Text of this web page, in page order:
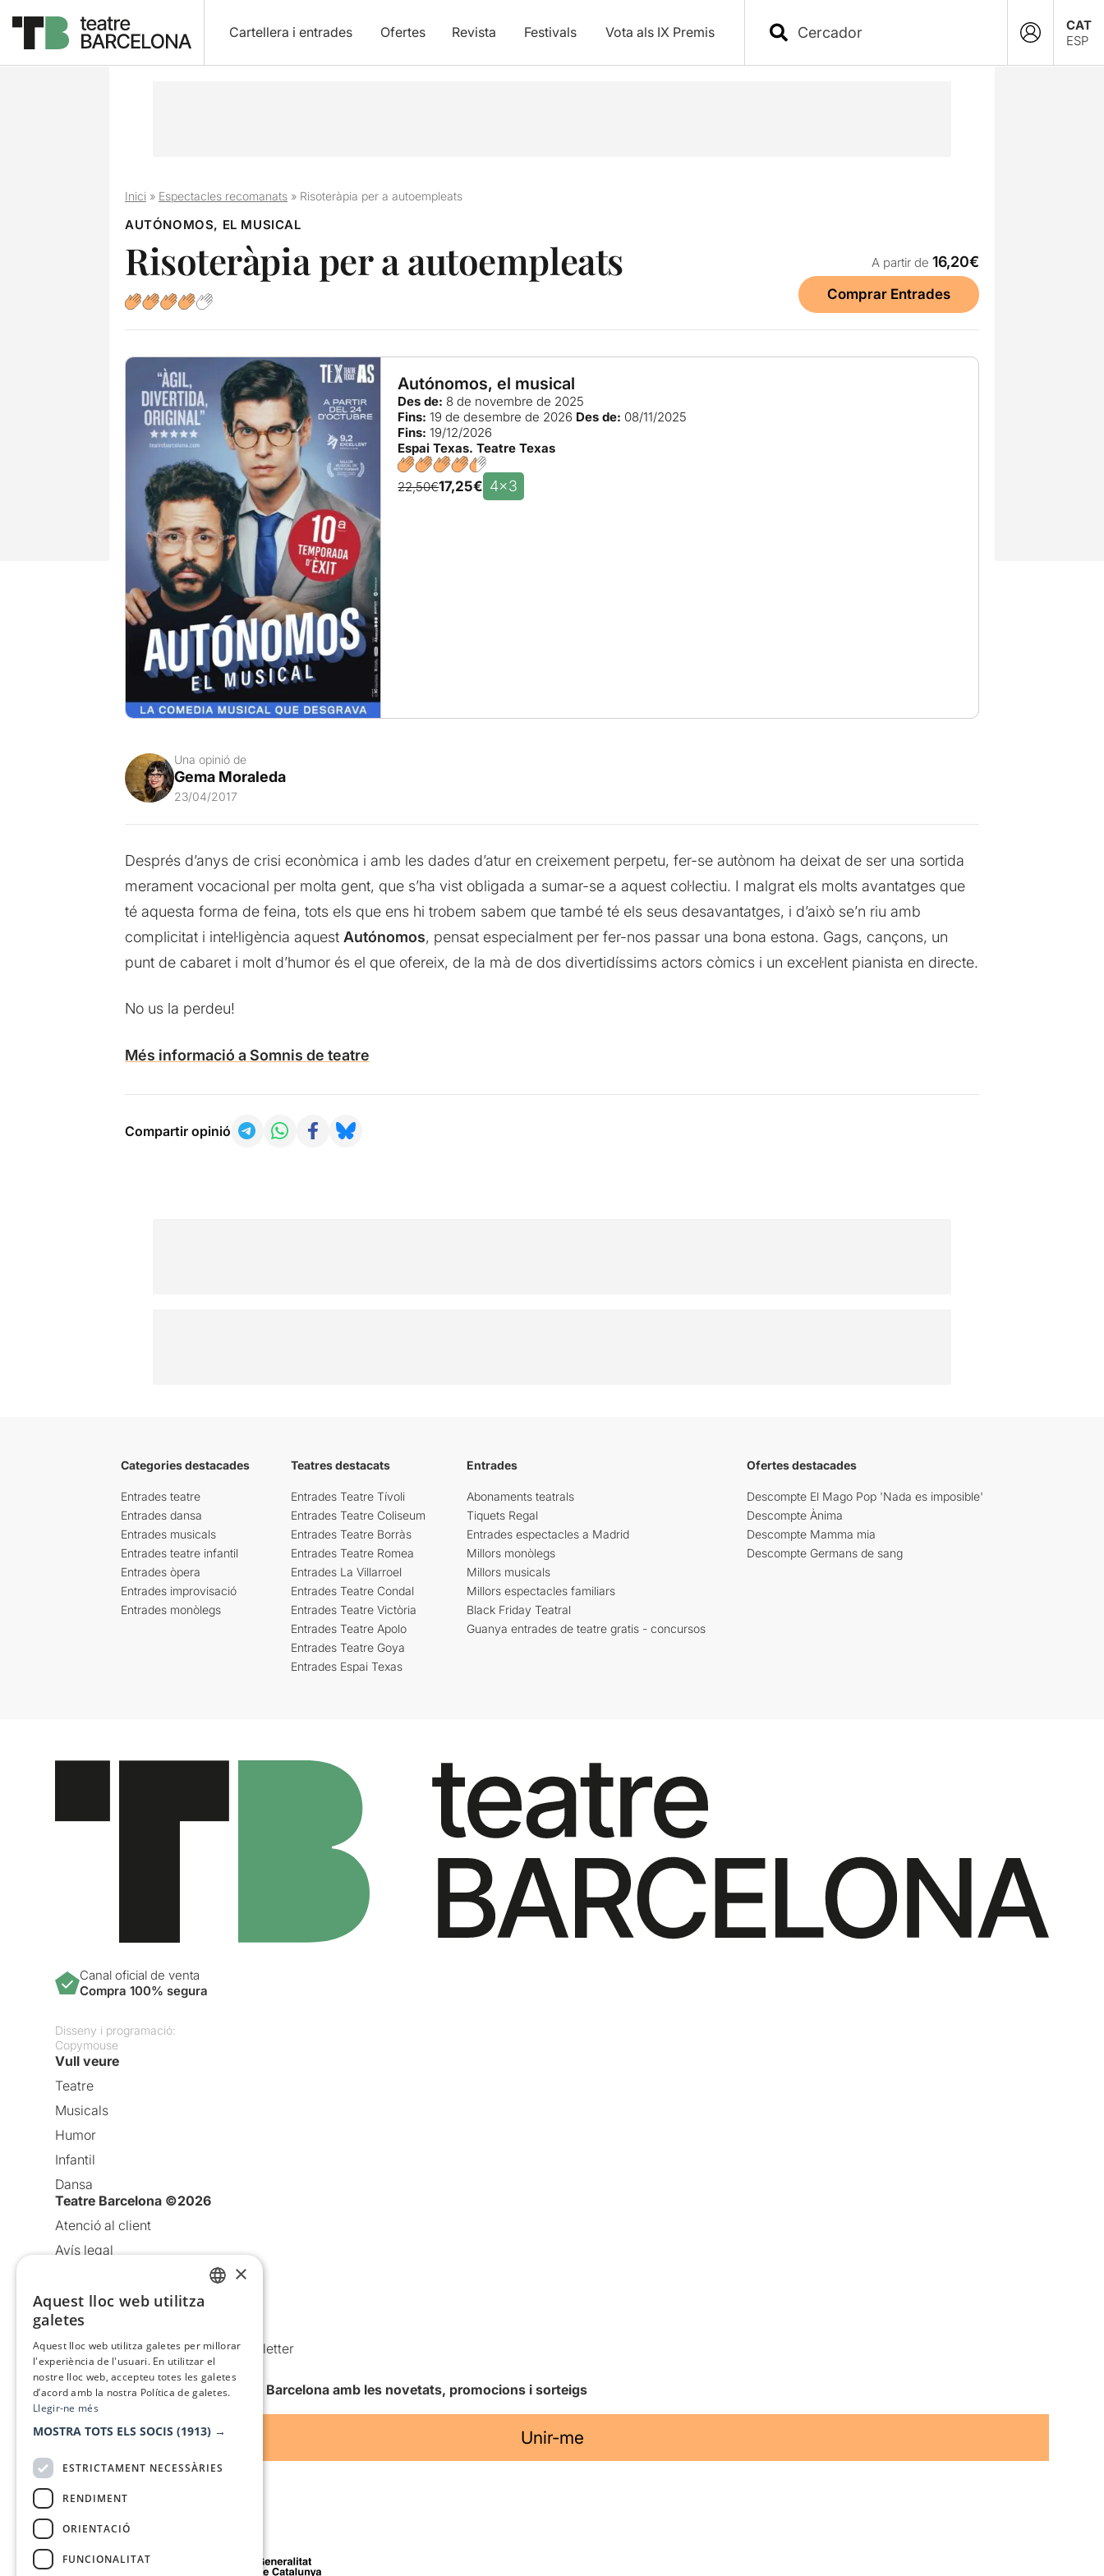
Cartellera i entrades Ofertes Revista Festivals Vota als IX Premis
CAT
ESP
Inici» Espectacles recomanats» Risoteràpia per a autoempleats
AUTÓNOMOS, EL MUSICAL
Risoteràpia per a autoempleats A partir de 16,20€
Comprar Entrades
Autónomos, el musical
Des de: 8 de novembre de 2025
Fins: 19 de desembre de 2026 Des de: 08/11/2025
Fins: 19/12/2026
Espai Texas. Teatre Texas
22,50€17,25€ 4x3
Una opinió de
Gema Moraleda
23/04/2017
Després d’anys de crisi econòmica i amb les dades d’atur en creixement perpetu, fer-se autònom ha deixat de ser una sortida
merament vocacional per molta gent, que s’ha vist obligada a sumar-se a aquest col·lectiu. I malgrat els molts avantatges que
té aquesta forma de feina, tots els que ens hi trobem sabem que també té els seus desavantatges, i d’això se’n riu amb
complicitat i intel·ligència aquest Autónomos, pensat especialment per fer-nos passar una bona estona. Gags, cançons, un
punt de cabaret i molt d’humor és el que ofereix, de la mà de dos divertidíssims actors còmics i un excel·lent pianista en directe.
No us la perdeu!
Més informació a Somnis de teatre
Compartir opinió
Categories destacades
Entrades teatre
Entrades dansa
Entrades musicals
Entrades teatre infantil
Entrades òpera
Entrades improvisació
Entrades monòlegs
Teatres destacats
Entrades Teatre Tívoli
Entrades Teatre Coliseum
Entrades Teatre Borràs
Entrades Teatre Romea
Entrades La Villarroel
Entrades Teatre Condal
Entrades Teatre Victòria
Entrades Teatre Apolo
Entrades Teatre Goya
Entrades Espai Texas
Entrades
Abonaments teatrals
Tiquets Regal
Entrades espectacles a Madrid
Millors monòlegs
Millors musicals
Millors espectacles familiars
Black Friday Teatral
Guanya entrades de teatre gratis - concursos
Ofertes destacades
Descompte El Mago Pop 'Nada es imposible'
Descompte Ànima
Descompte Mamma mia
Descompte Germans de sang
Canal oficial de venta
Compra 100% segura
Disseny i programació:
Copymouse
Vull veure
Teatre
Musicals
Humor
Infantil
Dansa
Teatre Barcelona ©2026
Atenció al client
Avís legal
Política de cookies
Condicions d’ús
Comunicacions comercials i Newsletter
Anuncia’t
Vull rebre la newsletter de Teatre Barcelona amb les novetats, promocions i sorteigs
Unir-me
Amb el suport de
×
Aquest lloc web utilitza
galetes
Aquest lloc web utilitza galetes per millorar
l'experiència de l'usuari. En utilitzar el
nostre lloc web, accepteu totes les galetes
d’acord amb la nostra Política de galetes.
Llegir-ne més
MOSTRA TOTS ELS SOCIS (1913) →
ESTRICTAMENT NECESSÀRIES
RENDIMENT
ORIENTACIÓ
FUNCIONALITAT